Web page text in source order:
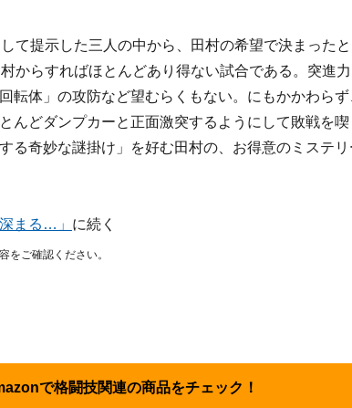
て提示した三人の中から、田村の希望で決まった
からすればほとんどあり得ない試合である。突進
転体」の攻防など望むらくもない。にもかかわら
んどダンプカーと正面激突するようにして敗戦を
る奇妙な謎掛け」を好む田村の、お得意のミステ
まる…」 に続く
をご確認ください。
で格闘技関連の商品をチェック！